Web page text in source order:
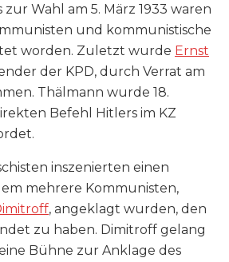
Wahl am 5. März 1933 waren
und kommunistische
worden. Zuletzt wurde Ernst
der KPD, durch Verrat am
Thälmann wurde 18.
Befehl Hitlers im KZ
inszenierten einen
mehrere Kommunisten,
, angeklagt wurden, den
zu haben. Dimitroff gelang
Bühne zur Anklage des